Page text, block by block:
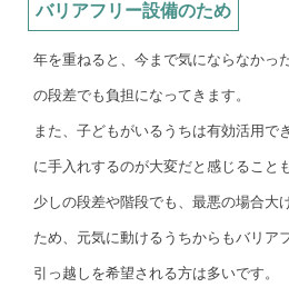
バリアフリー設備のため
年を重ねると、今まで気にならなかっ
の段差でも負担になってきます。
また、子どもがいるうちは有効活用で
に手入れするのが大変だと感じること
少しの段差や階段でも、最悪の場合大
ため、元気に動けるうちからもバリア
引っ越しを希望される方は多いです。